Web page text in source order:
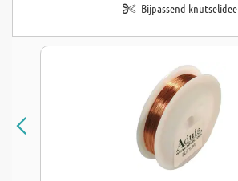
Bijpassend knutselidee